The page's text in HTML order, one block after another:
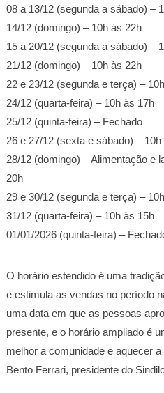
08 a 13/12 (segunda a sábado) –
14/12 (domingo) – 10h às 22h
15 a 20/12 (segunda a sábado) –
21/12 (domingo) – 10h às 22h
22 e 23/12 (segunda e terça) –
24/12 (quarta-feira) – 10h às 17h
25/12 (quinta-feira) – Fechado
26 e 27/12 (sexta e sábado) – 10h
28/12 (domingo) – Alimentação e
20h
29 e 30/12 (segunda e terça) –
31/12 (quarta-feira) – 10h às 15h
01/01/2026 (quinta-feira) –
O horário estendido é uma
e estimula as vendas no período
uma data em que as pessoas
presente, e o horário ampliado é
melhor a comunidade e aquecer
Bento Ferrari, presidente do